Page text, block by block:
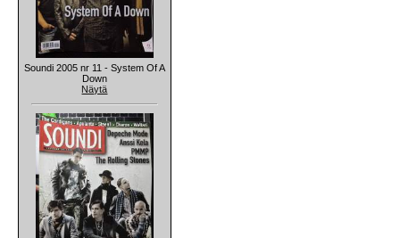
Soundi 2005 nr 11 - System Of A
Down
Näytä